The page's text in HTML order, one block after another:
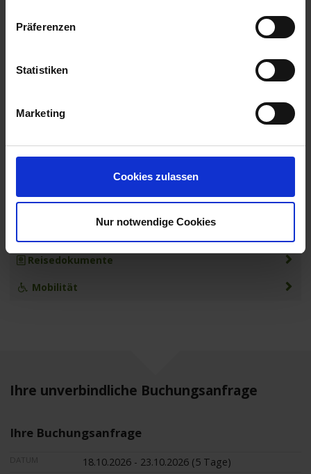
Präferenzen
Statistiken
Marketing
Cookies zulassen
Nur notwendige Cookies
- Ausschiffung nach dem Frühstück -
Richtpreise für Ausflüge: Geführte Stadtrundgänge ca. € 20bis €
Alle Zeiten sind Richtzeiten. Programmänderungen, auch durch
Hoch- und Niedrigwasser, oder Verzögerungen bei
Mindestteilnehmerzahl: 100 Personen
MS Elegant Lady
Leistungen
Reisedokumente
Mobilität
Ihre unverbindliche Buchungsanfrage
Ihre Buchungsanfrage
18.10.2026 - 23.10.2026 (5 Tage)